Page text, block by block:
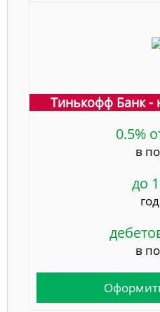
Тинькофф Банк -
0.5%
в
до
в